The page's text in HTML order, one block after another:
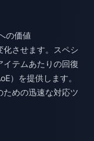
の価値
化させます。スペシ
イテムあたりの回復
）を提供します。
めの迅速な対応ツ